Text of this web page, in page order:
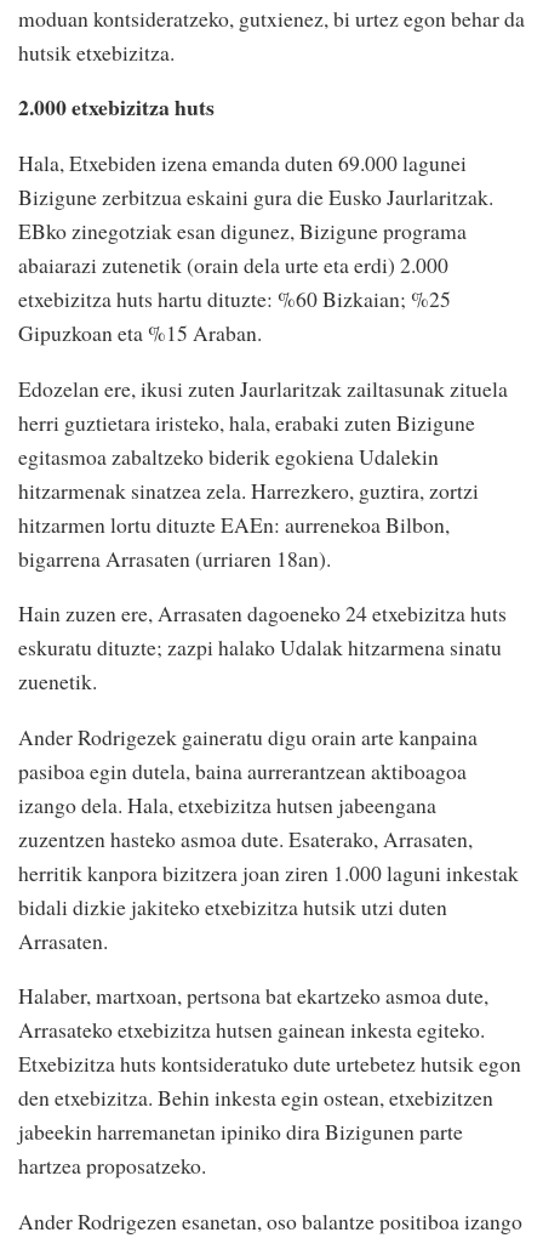
moduan kontsideratzeko, gutxienez, bi urtez egon behar da
hutsik etxebizitza.
2.000 etxebizitza huts
Hala, Etxebiden izena emanda duten 69.000 lagunei
Bizigune zerbitzua eskaini gura die Eusko Jaurlaritzak.
EBko zinegotziak esan digunez, Bizigune programa
abaiarazi zutenetik (orain dela urte eta erdi) 2.000
etxebizitza huts hartu dituzte: %60 Bizkaian; %25
Gipuzkoan eta %15 Araban.
Edozelan ere, ikusi zuten Jaurlaritzak zailtasunak zituela
herri guztietara iristeko, hala, erabaki zuten Bizigune
egitasmoa zabaltzeko biderik egokiena Udalekin
hitzarmenak sinatzea zela. Harrezkero, guztira, zortzi
hitzarmen lortu dituzte EAEn: aurrenekoa Bilbon,
bigarrena Arrasaten (urriaren 18an).
Hain zuzen ere, Arrasaten dagoeneko 24 etxebizitza huts
eskuratu dituzte; zazpi halako Udalak hitzarmena sinatu
zuenetik.
Ander Rodrigezek gaineratu digu orain arte kanpaina
pasiboa egin dutela, baina aurrerantzean aktiboagoa
izango dela. Hala, etxebizitza hutsen jabeengana
zuzentzen hasteko asmoa dute. Esaterako, Arrasaten,
herritik kanpora bizitzera joan ziren 1.000 laguni inkestak
bidali dizkie jakiteko etxebizitza hutsik utzi duten
Arrasaten.
Halaber, martxoan, pertsona bat ekartzeko asmoa dute,
Arrasateko etxebizitza hutsen gainean inkesta egiteko.
Etxebizitza huts kontsideratuko dute urtebetez hutsik egon
den etxebizitza. Behin inkesta egin ostean, etxebizitzen
jabeekin harremanetan ipiniko dira Bizigunen parte
hartzea proposatzeko.
Ander Rodrigezen esanetan, oso balantze positiboa izango